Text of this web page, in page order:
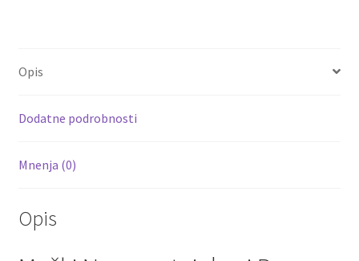
k
Opis
Dodatne podrobnosti
Mnenja (0)
Opis